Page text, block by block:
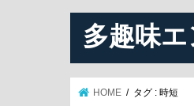
多趣味
HOME タグ : 時短